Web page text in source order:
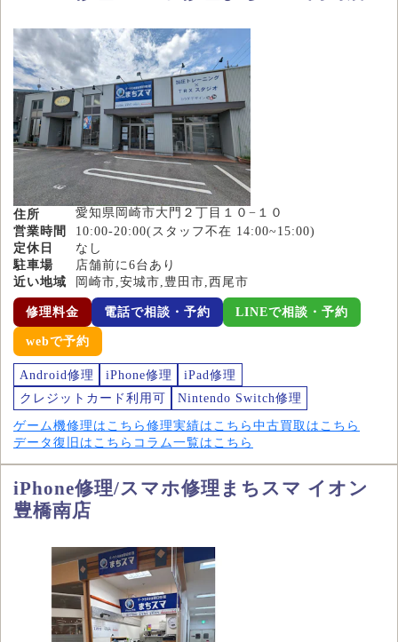
住所
愛知県岡崎市大門２丁目１０−１０
営業時間
10:00-20:00(スタッフ不在 14:00~15:00)
定休日
なし
駐車場
店舗前に6台あり
近い地域
岡崎市,安城市,豊田市,西尾市
修理料金 電話で相談・予約 LINEで相談・予約
webで予約
Android修理 iPhone修理
iPad修理
クレジットカード利用可
Nintendo Switch修理
ゲーム機修理はこちら 修理実績はこちら 中古買取はこちら
データ復旧はこちら コラム一覧はこちら
iPhone修理/スマホ修理まちスマ イオン
豊橋南店